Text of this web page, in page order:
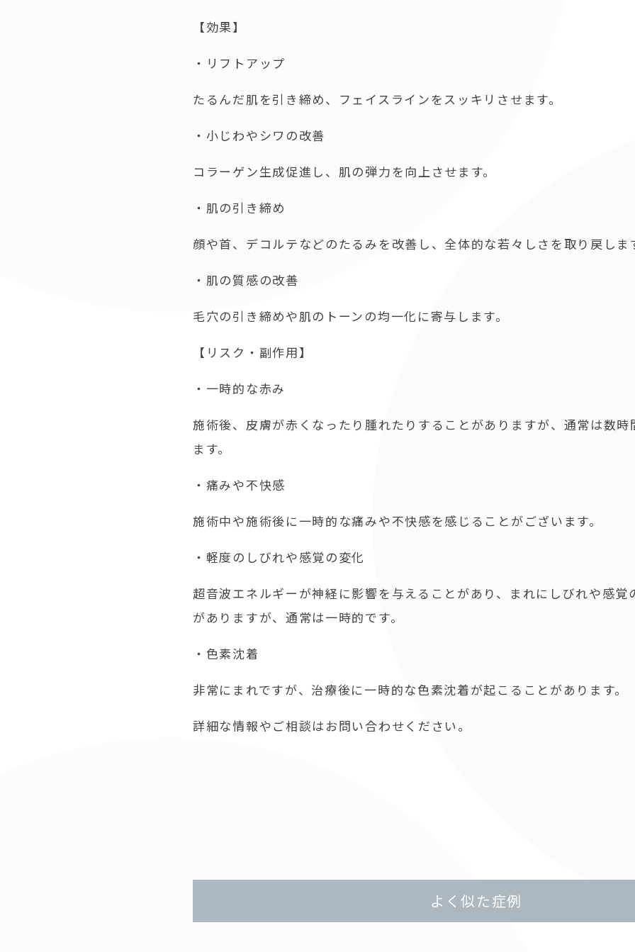
【効果】
・リフトアップ
たるんだ肌を引き締め、フェイスラインをスッキリさせます。
・小じわやシワの改善
コラーゲン生成促進し、肌の弾力を向上させます。
・肌の引き締め
顔や首、デコルテなどのたるみを改善し、全体的な若々しさを取り戻しま
・肌の質感の改善
毛穴の引き締めや肌のトーンの均一化に寄与します。
【リスク・副作用】
・一時的な赤み
施術後、皮膚が赤くなったり腫れたりすることがありますが、通常は数
ます。
・痛みや不快感
施術中や施術後に一時的な痛みや不快感を感じることがございます。
・軽度のしびれや感覚の変化
超音波エネルギーが神経に影響を与えることがあり、まれにしびれや感覚
がありますが、通常は一時的です。
・色素沈着
非常にまれですが、治療後に一時的な色素沈着が起こることがあります。
詳細な情報やご相談はお問い合わせください。
よく似た症例